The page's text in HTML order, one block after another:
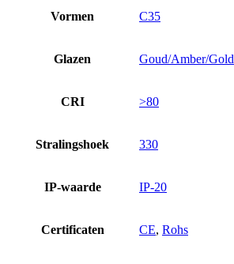
Vormen C35
Glazen Goud/Amber/Gold
CRI >80
Stralingshoek 330
IP-waarde IP-20
Certificaten CE, Rohs